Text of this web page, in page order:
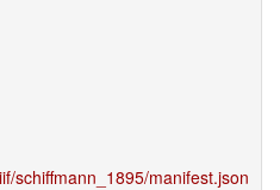
schiffmann_1895/manifest.json